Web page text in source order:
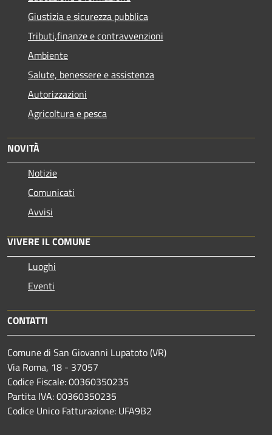
Giustizia e sicurezza pubblica
Tributi,finanze e contravvenzioni
Ambiente
Salute, benessere e assistenza
Autorizzazioni
Agricoltura e pesca
NOVITÀ
Notizie
Comunicati
Avvisi
VIVERE IL COMUNE
Luoghi
Eventi
CONTATTI
Comune di San Giovanni Lupatoto (VR)
Via Roma, 18 - 37057
Codice Fiscale: 00360350235
Partita IVA: 00360350235
Codice Unico Fatturazione: UFA9B2